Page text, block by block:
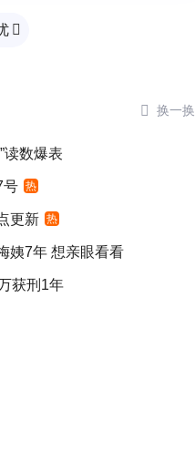

 换一换
读数爆表
号 热
更新 热
姨7年 想亲眼看看
获刑1年